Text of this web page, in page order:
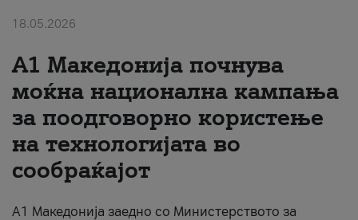
#ПодобарОнлајн
18.05.2026
A1 Македонија почнува
моќна национална кампања
за поодговорно користење
на технологијата во
сообраќајот
A1 Македонија заедно со Министерството за